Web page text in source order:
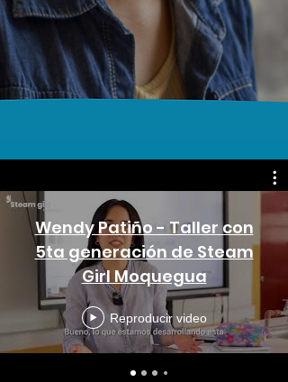
Wendy Patiño - Taller con
5ta generación de Steam
Girl Moquegua
Reproducir video